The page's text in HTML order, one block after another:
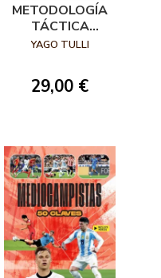
METODOLOGÍA
TÁCTICA
INTEGRAL
YAGO TULLI
29,00 €